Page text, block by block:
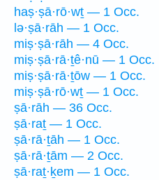
haṣ·ṣā·rō·wṯ — 1 Occ.
lə·ṣā·rāh — 1 Occ.
miṣ·ṣā·rāh — 4 Occ.
miṣ·ṣā·rā·ṯê·nū — 1 Occ.
miṣ·ṣā·rā·ṯōw — 1 Occ.
miṣ·ṣā·rō·wṯ — 1 Occ.
ṣā·rāh — 36 Occ.
ṣā·raṯ — 1 Occ.
ṣā·rā·ṯāh — 1 Occ.
ṣā·rā·ṯām — 2 Occ.
ṣā·raṯ·ḵem — 1 Occ.